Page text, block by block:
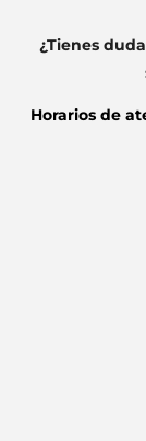
¿Tienes
Horarios de